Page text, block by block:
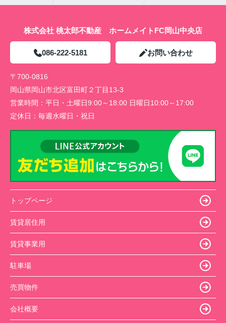
株式会社 桃太郎不動産 ホームメイトFC岡山中央店
086-222-5181 お問い合わせ
〒700-0816
岡山県岡山市北区富田町２丁目13-3
営業時間： 平日・土曜日9:00～18:00 日曜日10:00～17:00
定休日： 毎週水曜日・祝日
トップページ
賃貸居住用
賃貸事業用
駐車場
売買物件
会社概要